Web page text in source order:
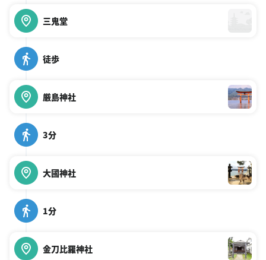
三鬼堂
徒歩
厳島神社
3分
大國神社
1分
金刀比羅神社